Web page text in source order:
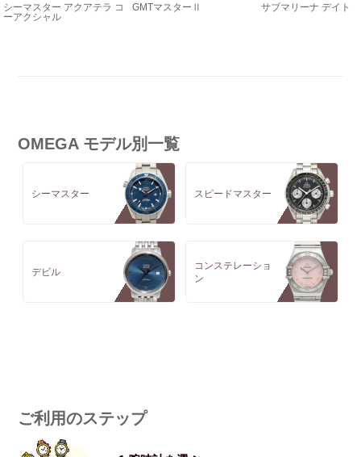
シーマスター アクアテラ コ
ーアクシャル
GMTマスターⅡ
サブマリーナ デイト
OMEGA モデル別一覧
シーマスター スピードマスター
デビル
コンステレーショ
ン
ご利用のステップ